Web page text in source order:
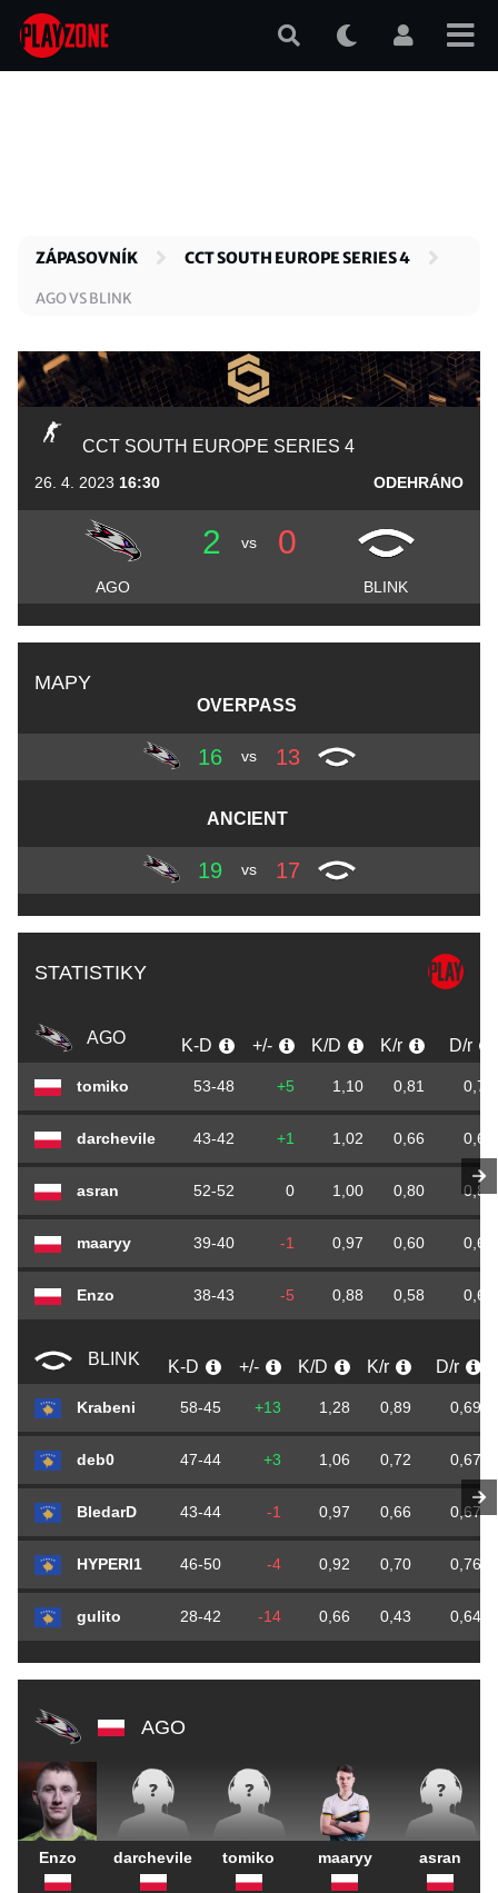
Přejít
hlavnímu
ZÁPASOVNÍK CCT SOUTH EUROPE SERIES 4
AGO VS BLINK
CCT SOUTH EUROPE SERIES 4
26. 4. 2023 16:30 ODEHRÁNO
2 vs 0
AGO BLINK
MAPY
OVERPASS
16 vs 13
ANCIENT
19 vs 17
STATISTIKY
AGO K-D +/- K/D K/r D/r
tomiko 53-48 +5 1,10 0,81 0,73
darchevile 43-42 +1 1,02 0,66 0,64
asran 52-52 0 1,00 0,80 0,80
maaryy 39-40 -1 0,97 0,60 0,61
Enzo 38-43 -5 0,88 0,58 0,66
BLINK K-D +/- K/D K/r D/r
Krabeni 58-45 +13 1,28 0,89 0,69
deb0 47-44 +3 1,06 0,72 0,67
BledarD 43-44 -1 0,97 0,66 0,67
HYPERI1 46-50 -4 0,92 0,70 0,76
gulito 28-42 -14 0,66 0,43 0,64
AGO
Enzo darchevile tomiko maaryy asran